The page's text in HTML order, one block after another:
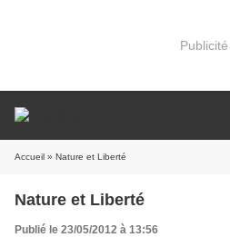
Publicité
Accueil » Nature et Liberté
Nature et Liberté
Publié le 23/05/2012 à 13:56